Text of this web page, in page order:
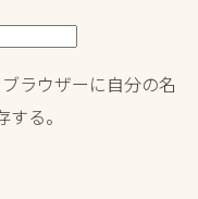
ラウザーに自分の名
る。